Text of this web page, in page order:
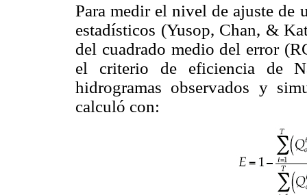
Para medir el nivel de ajuste
estadísticos (Yusop, Chan, &
del cuadrado medio del error
el criterio de eficiencia de
hidrogramas observados y
calculó con: